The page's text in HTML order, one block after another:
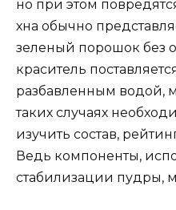
но при этом
хна обычно
зеленый порошок без
краситель
разбавленным водой,
таких случаях
изучить состав,
Ведь компоненты,
стабилизации пудры,